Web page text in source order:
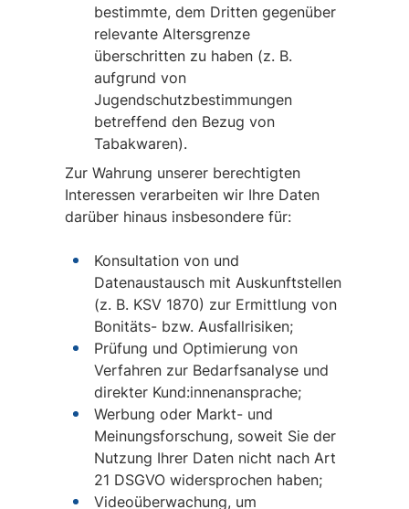
bestimmte, dem Dritten gegenüber
relevante Altersgrenze
überschritten zu haben (z. B.
aufgrund von
Jugendschutzbestimmungen
betreffend den Bezug von
Tabakwaren).
Zur Wahrung unserer berechtigten
Interessen verarbeiten wir Ihre Daten
darüber hinaus insbesondere für:
Konsultation von und
Datenaustausch mit Auskunftstellen
(z. B. KSV 1870) zur Ermittlung von
Bonitäts- bzw. Ausfallrisiken;
Prüfung und Optimierung von
Verfahren zur Bedarfsanalyse und
direkter Kund:innenansprache;
Werbung oder Markt- und
Meinungsforschung, soweit Sie der
Nutzung Ihrer Daten nicht nach Art
21 DSGVO widersprochen haben;
Videoüberwachung, um